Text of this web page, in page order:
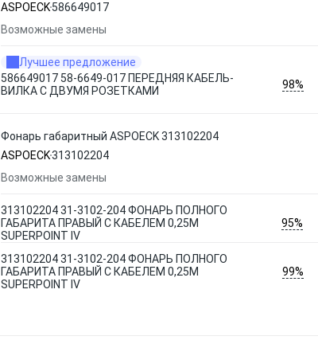
ASPOECK586649017
Возможные замены
Лучшее предложение
586649017 58-6649-017 ПЕРЕДНЯЯ КАБЕЛЬ-
ВИЛКА С ДВУМЯ РОЗЕТКАМИ
98%
Фонарь габаритный ASPOECK 313102204
ASPOECK313102204
Возможные замены
313102204 31-3102-204 ФОНАРЬ ПОЛНОГО
ГАБАРИТА ПРАВЫЙ С КАБЕЛЕМ 0,25М
SUPERPOINT IV
95%
313102204 31-3102-204 ФОНАРЬ ПОЛНОГО
ГАБАРИТА ПРАВЫЙ С КАБЕЛЕМ 0,25М
SUPERPOINT IV
99%